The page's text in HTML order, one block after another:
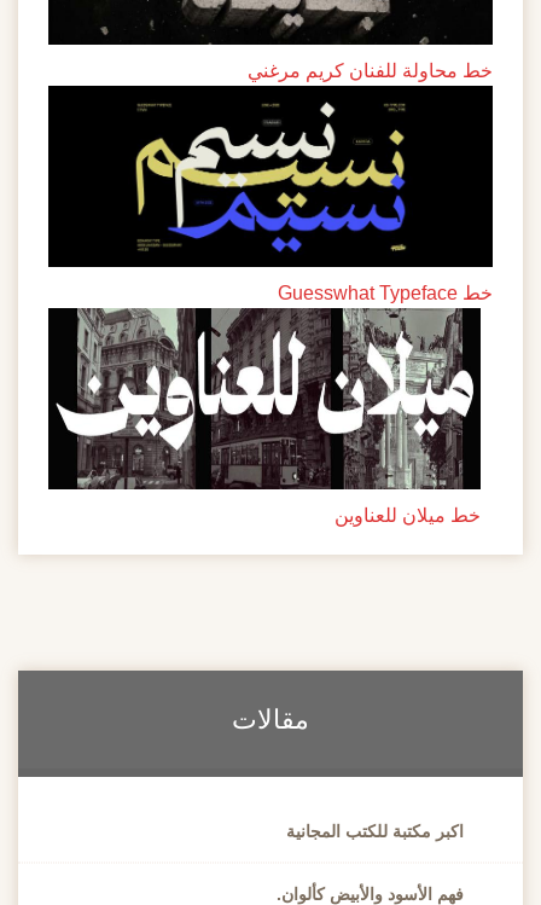
خط محاولة للفنان كريم مرغني
خط Guesswhat Typeface
خط ميلان للعناوين
مقالات
اكبر مكتبة للكتب المجانية
فهم الأسود والأبيض كألوان.